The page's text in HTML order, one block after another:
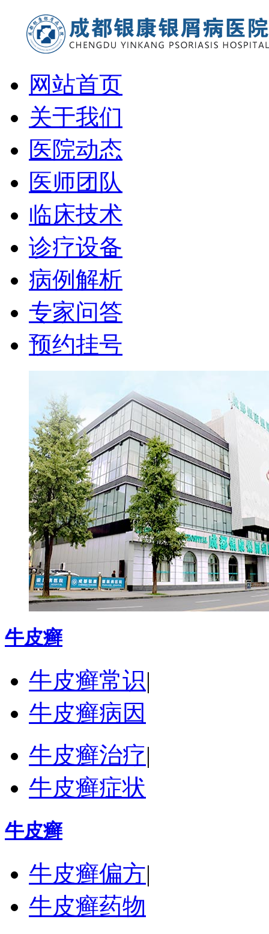
网站首页
关于我们
医院动态
医师团队
临床技术
诊疗设备
病例解析
专家问答
预约挂号
牛皮癣
牛皮癣常识|
牛皮癣病因
牛皮癣治疗|
牛皮癣症状
牛皮癣
牛皮癣偏方|
牛皮癣药物